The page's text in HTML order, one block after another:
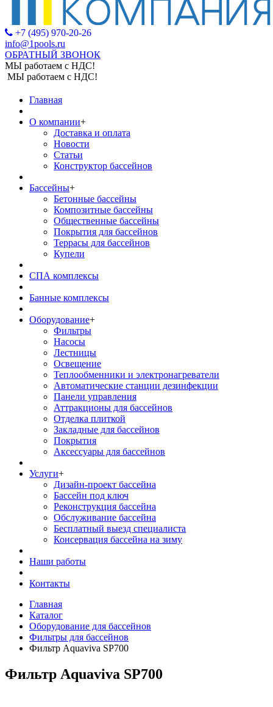
+7 (495) 970-20-26
info@1pools.ru
ОБРАТНЫЙ ЗВОНОК
МЫ работаем с НДС!
Главная
О компании+
Доставка и оплата
Новости
Статьи
Конструктор бассейнов
Бассейны+
Бетонные бассейны
Композитные бассейны
Общественные бассейны
Покрытия для бассейнов
Террасы для бассейнов
Купели
СПА комплексы
Банные комплексы
Оборудование+
Фильтры
Насосы
Лестницы
Освещение
Теплообменники и электронагреватели
Автоматические станции дезинфекции
Панели управления
Аттракционы для бассейнов
Отделка плиткой
Закладные для бассейнов
Покрытия
Аксессуары для бассейнов
Услуги+
Дизайн-проект бассейна
Бассейн под ключ
Реконструкция бассейна
Обслуживание бассейна
Бесплатный выезд специалиста
Консервация бассейна на зиму
Наши работы
Контакты
Главная
Каталог
Оборудование для бассейнов
Фильтры для бассейнов
Фильтр Aquaviva SP700
Фильтр Aquaviva SP700